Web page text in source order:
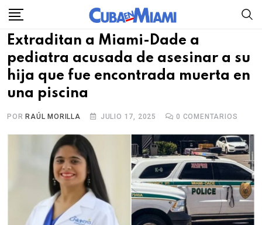
Skip
content
Extraditan a Miami-Dade a
pediatra acusada de asesinar a su
hija que fue encontrada muerta en
una piscina
POR RAÚL MORILLA JULIO 17, 2025 0 COMENTARIOS